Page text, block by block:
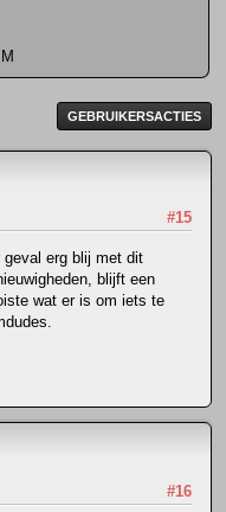
GEBRUIKERSACTIES
#15
erg blij met dit
blijft een
wat er is om iets te
#16